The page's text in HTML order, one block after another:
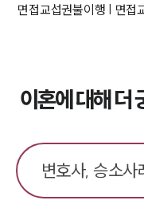
이혼에 대해 더